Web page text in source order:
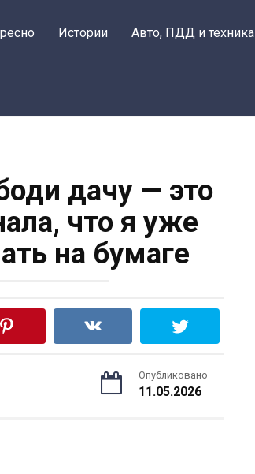
Истории Авто, ПДД и техника
дачу — это
что я уже
на бумаге
Опубликовано
11.05.2026